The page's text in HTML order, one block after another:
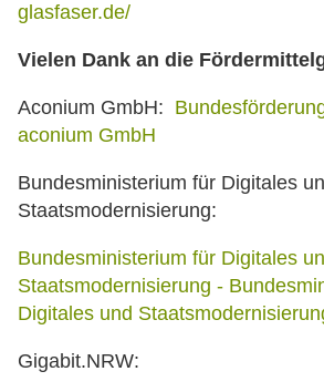
glasfaser.de/
Vielen Dank an die
Aconium GmbH:
aconium GmbH
Bundesministerium für Digitales
Staatsmodernisierung:
Bundesministerium für Digitales
Staatsmodernisierung -
Digitales und
Gigabit.NRW: